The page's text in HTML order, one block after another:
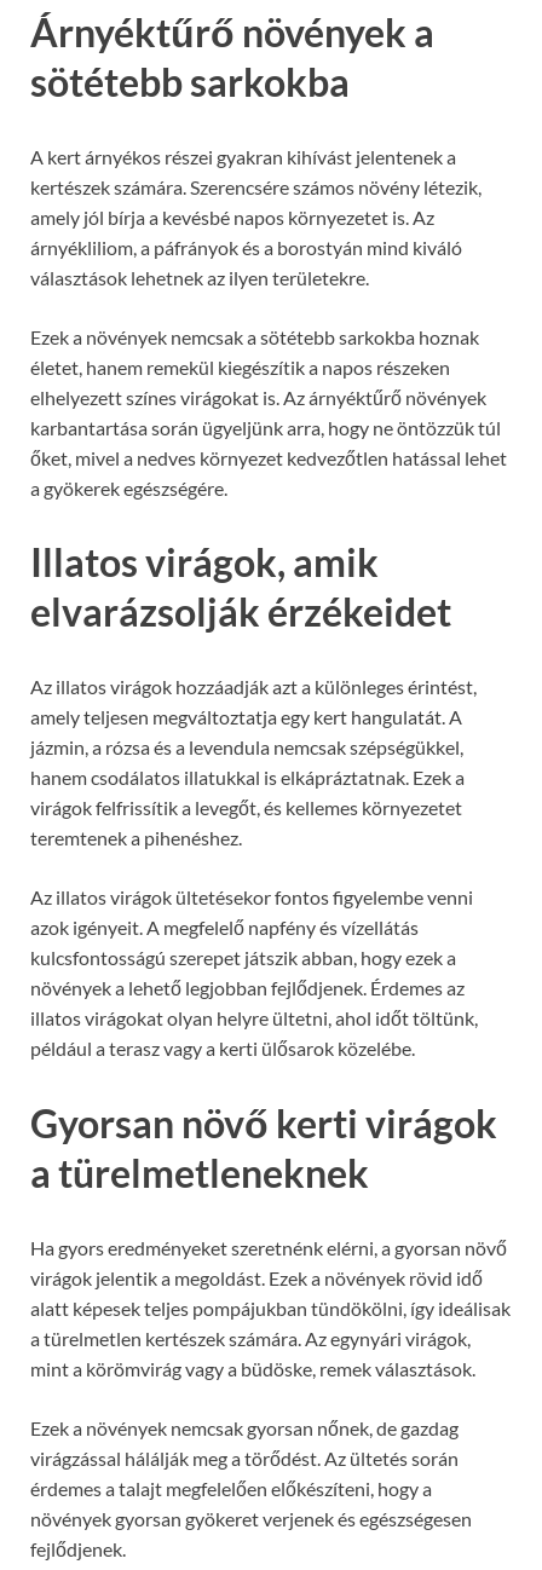
Árnyéktűrő növények a
sötétebb sarkokba
A kert árnyékos részei gyakran kihívást jelentenek a
kertészek számára. Szerencsére számos növény létezik,
amely jól bírja a kevésbé napos környezetet is. Az
árnyékliliom, a páfrányok és a borostyán mind kiváló
választások lehetnek az ilyen területekre.
Ezek a növények nemcsak a sötétebb sarkokba hoznak
életet, hanem remekül kiegészítik a napos részeken
elhelyezett színes virágokat is. Az árnyéktűrő növények
karbantartása során ügyeljünk arra, hogy ne öntözzük túl
őket, mivel a nedves környezet kedvezőtlen hatással lehet
a gyökerek egészségére.
Illatos virágok, amik
elvarázsolják érzékeidet
Az illatos virágok hozzáadják azt a különleges érintést,
amely teljesen megváltoztatja egy kert hangulatát. A
jázmin, a rózsa és a levendula nemcsak szépségükkel,
hanem csodálatos illatukkal is elkápráztatnak. Ezek a
virágok felfrissítik a levegőt, és kellemes környezetet
teremtenek a pihenéshez.
Az illatos virágok ültetésekor fontos figyelembe venni
azok igényeit. A megfelelő napfény és vízellátás
kulcsfontosságú szerepet játszik abban, hogy ezek a
növények a lehető legjobban fejlődjenek. Érdemes az
illatos virágokat olyan helyre ültetni, ahol időt töltünk,
például a terasz vagy a kerti ülősarok közelébe.
Gyorsan növő kerti virágok
a türelmetleneknek
Ha gyors eredményeket szeretnénk elérni, a gyorsan növő
virágok jelentik a megoldást. Ezek a növények rövid idő
alatt képesek teljes pompájukban tündökölni, így ideálisak
a türelmetlen kertészek számára. Az egynyári virágok,
mint a körömvirág vagy a büdöske, remek választások.
Ezek a növények nemcsak gyorsan nőnek, de gazdag
virágzással hálálják meg a törődést. Az ültetés során
érdemes a talajt megfelelően előkészíteni, hogy a
növények gyorsan gyökeret verjenek és egészségesen
fejlődjenek.